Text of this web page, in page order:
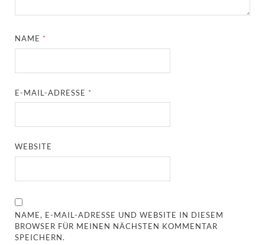
NAME *
E-MAIL-ADRESSE *
WEBSITE
NAME, E-MAIL-ADRESSE UND WEBSITE IN DIESEM
BROWSER FÜR MEINEN NÄCHSTEN KOMMENTAR
SPEICHERN.